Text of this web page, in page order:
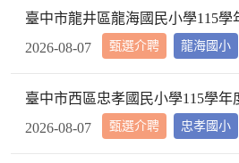
甄選介聘 龍海國小
2026-08-07
甄選介聘 忠孝國小
2026-08-07